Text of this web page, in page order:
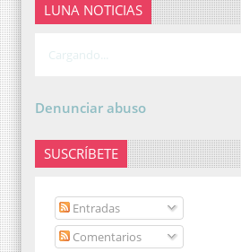
LUNA NOTICIAS
Cargando...
Denunciar abuso
SUSCRÍBETE
Entradas
Comentarios